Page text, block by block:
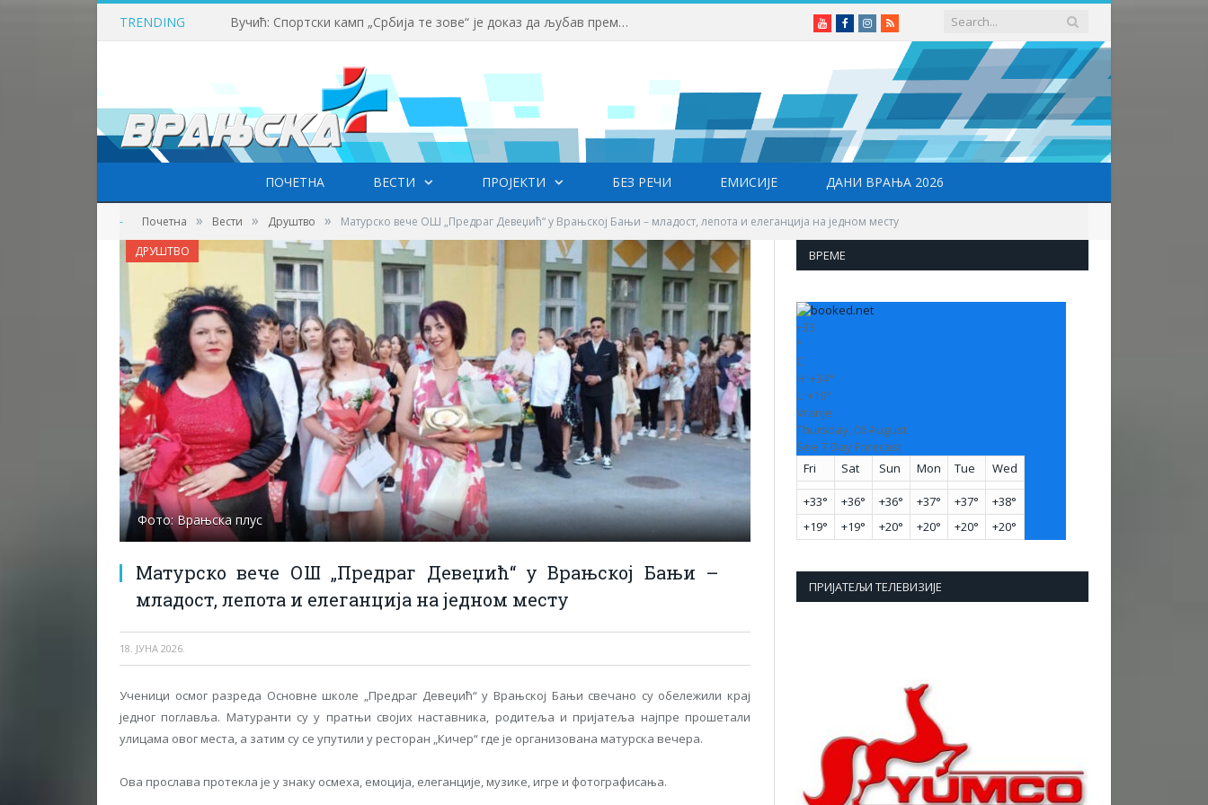
TRENDING Вучић: Спортски камп „Србија те зове“ је доказ да љубав према нашој земљи нема границе YoutubeFacebookInstagram
RSS
ПОЧЕТНА ВЕСТИ ПРОЈЕКТИ БЕЗ РЕЧИ ЕМИСИЈЕ ДАНИ ВРАЊА 2026
- Почетна » Вести » Друштво » Матурско вече ОШ „Предраг Девеџић“ у Врањској Бањи – младост, лепота и елеганција на једном месту
Фото: Врањска плус
Матурско вече ОШ „Предраг Девеџић“ у Врањској Бањи –
младост, лепота и елеганција на једном месту
18. ЈУНА 2026.
ДРУШТВО
Ученици осмог разреда Основне школе „Предраг Девеџић“ у Врањској Бањи свечано су обележили крај
једног поглавља. Матуранти су у пратњи својих наставника, родитеља и пријатеља најпре прошетали
улицама овог места, а затим су се упутили у ресторан „Кичер“ где је организована матурска вечера.
Ова прослава протекла је у знаку осмеха, емоција, елеганције, музике, игре и фотографисања.
ВРЕМЕ
+33
°
C
H: +34°
L: +19°
Vranje
Thursday, 06 August
See 7-Day Forecast
Fri
Sat Sun Mon Tue Wed
+33° +36° +36° +37° +37° +38°
+19° +19° +20° +20° +20° +20°
ПРИЈАТЕЉИ ТЕЛЕВИЗИЈЕ